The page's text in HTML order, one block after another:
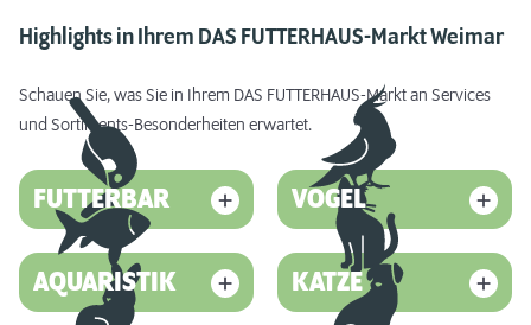
Highlights in Ihrem DAS FUTTERHAUS-Markt Weimar
Schauen Sie, was Sie in Ihrem DAS FUTTERHAUS-Markt an Services
und Sortiments-Besonderheiten erwartet.
FUTTERBAR VOGEL
AQUARISTIK KATZE